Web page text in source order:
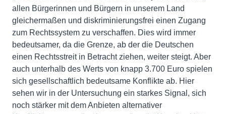
allen Bürgerinnen und Bürgern in unserem Land
gleichermaßen und diskriminierungsfrei einen Zugang
zum Rechtssystem zu verschaffen. Dies wird immer
bedeutsamer, da die Grenze, ab der die Deutschen
einen Rechtsstreit in Betracht ziehen, weiter steigt. Aber
auch unterhalb des Werts von knapp 3.700 Euro spielen
sich gesellschaftlich bedeutsame Konflikte ab. Hier
sehen wir in der Untersuchung ein starkes Signal, sich
noch stärker mit dem Anbieten alternativer